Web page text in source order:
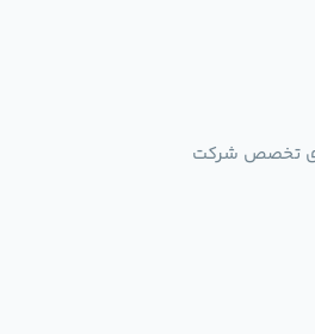
تخصص شرکت